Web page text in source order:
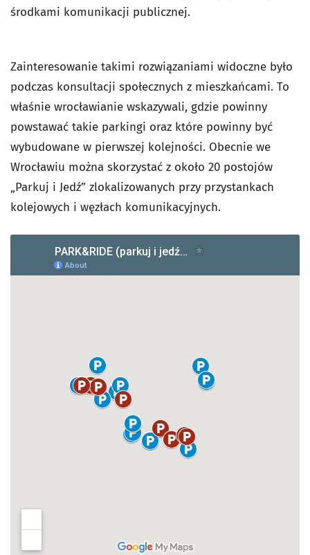
środkami komunikacji publicznej.
Zainteresowanie takimi rozwiązaniami widoczne było
podczas konsultacji społecznych z mieszkańcami. To
właśnie wrocławianie wskazywali, gdzie powinny
powstawać takie parkingi oraz które powinny być
wybudowane w pierwszej kolejności. Obecnie we
Wrocławiu można skorzystać z około 20 postojów
„Parkuj i Jedź” zlokalizowanych przy przystankach
kolejowych i węzłach komunikacyjnych.